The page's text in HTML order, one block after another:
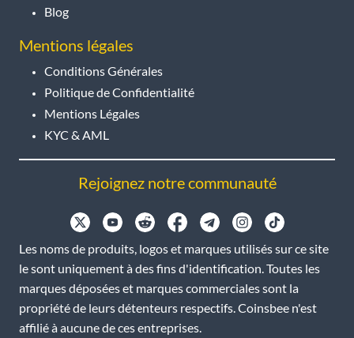
Blog
Mentions légales
Conditions Générales
Politique de Confidentialité
Mentions Légales
KYC & AML
Rejoignez notre communauté
Les noms de produits, logos et marques utilisés sur ce site
le sont uniquement à des fins d'identification. Toutes les
marques déposées et marques commerciales sont la
propriété de leurs détenteurs respectifs. Coinsbee n'est
affilié à aucune de ces entreprises.